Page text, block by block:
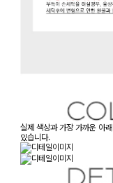
실제 색상과 가장 가까운 아
있습니다.